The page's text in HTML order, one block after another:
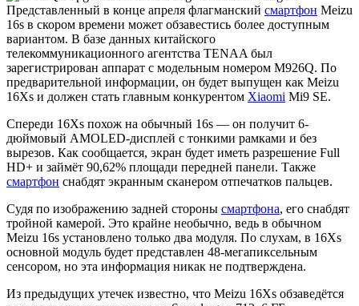
Представленный в конце апреля флагманский смартфон Meizu
16s в скором времени может обзавестись более доступным
вариантом. В базе данных китайского
телекоммуникационного агентства TENAA был
зарегистрирован аппарат с модельным номером M926Q. По
предварительной информации, он будет выпущен как Meizu
16Xs и должен стать главным конкурентом Xiaomi Mi9 SE.
Спереди 16Xs похож на обычный 16s — он получит 6-
дюймовый AMOLED-дисплей с тонкими рамками и без
вырезов. Как сообщается, экран будет иметь разрешение Full
HD+ и займёт 90,62% площади передней панели. Также
смартфон снабдят экранным сканером отпечатков пальцев.
Судя по изображению задней стороны смартфона, его снабдят
тройной камерой. Это крайне необычно, ведь в обычном
Meizu 16s установлено только два модуля. По слухам, в 16Xs
основной модуль будет представлен 48-мегапиксельным
сенсором, но эта информация никак не подтверждена.
Из предыдущих утечек известно, что Meizu 16Xs обзаведётся